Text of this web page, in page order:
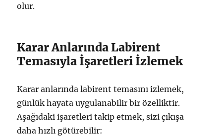
olur.
Karar Anlarında Labirent
Temasıyla İşaretleri İzlemek
Karar anlarında labirent temasını izlemek,
günlük hayata uygulanabilir bir özelliktir.
Aşağıdaki işaretleri takip etmek, sizi çıkışa
daha hızlı götürebilir: